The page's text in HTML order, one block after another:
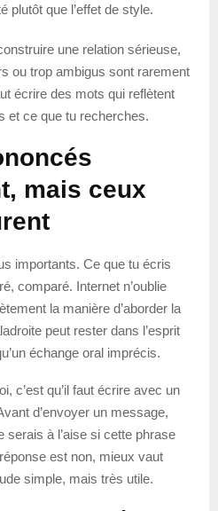
plutôt que l’effet de style.
une relation sérieuse,
ou trop ambigus sont rarement
écrire des mots qui reflètent
et ce que tu recherches.
mais ceux
importants. Ce que tu écris
comparé. Internet n’oublie
la manière d’aborder la
peut rester dans l’esprit
échange oral imprécis.
c’est qu’il faut écrire avec un
d’envoyer un message,
serais à l’aise si cette phrase
est non, mieux vaut
simple, mais très utile.